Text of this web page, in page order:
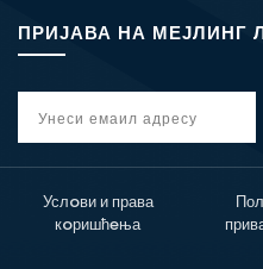
ПРИЈАВА НА МЕЈЛИНГ
Услoви и права
кoришћeња